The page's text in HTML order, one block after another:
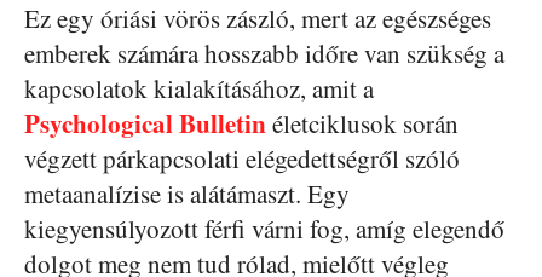
Ez egy óriási vörös zászló, mert az egészséges
emberek számára hosszabb időre van szükség a
kapcsolatok kialakításához, amit a
Psychological Bulletinéletciklusok során
végzett párkapcsolati elégedettségről szóló
metaanalízise is alátámaszt. Egy
kiegyensúlyozott férfi várni fog, amíg elegendő
dolgot meg nem tud rólad, mielőtt végleg